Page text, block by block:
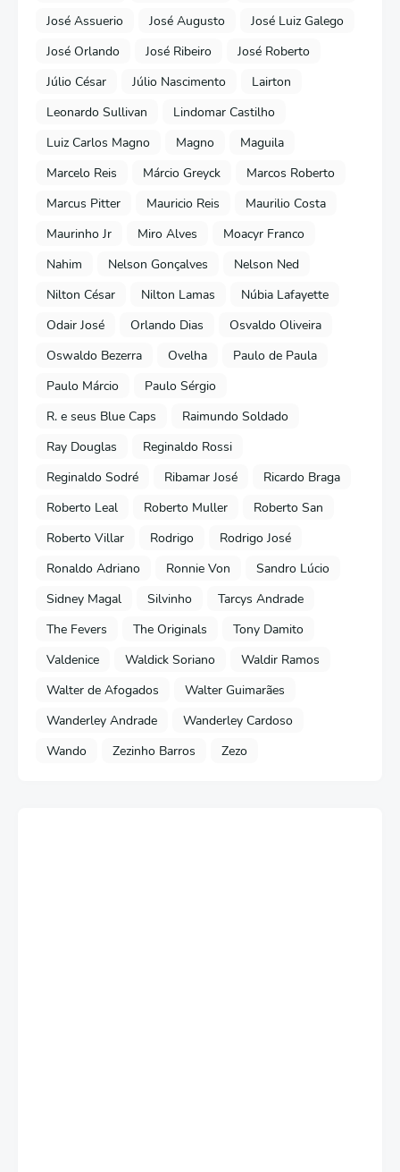
José Assuerio
José Augusto
José Luiz Galego
José Orlando
José Ribeiro
José Roberto
Júlio César
Júlio Nascimento
Lairton
Leonardo Sullivan
Lindomar Castilho
Luiz Carlos Magno
Magno
Maguila
Marcelo Reis
Márcio Greyck
Marcos Roberto
Marcus Pitter
Mauricio Reis
Maurilio Costa
Maurinho Jr
Miro Alves
Moacyr Franco
Nahim
Nelson Gonçalves
Nelson Ned
Nilton César
Nilton Lamas
Núbia Lafayette
Odair José
Orlando Dias
Osvaldo Oliveira
Oswaldo Bezerra
Ovelha
Paulo de Paula
Paulo Márcio
Paulo Sérgio
R. e seus Blue Caps
Raimundo Soldado
Ray Douglas
Reginaldo Rossi
Reginaldo Sodré
Ribamar José
Ricardo Braga
Roberto Leal
Roberto Muller
Roberto San
Roberto Villar
Rodrigo
Rodrigo José
Ronaldo Adriano
Ronnie Von
Sandro Lúcio
Sidney Magal
Silvinho
Tarcys Andrade
The Fevers
The Originals
Tony Damito
Valdenice
Waldick Soriano
Waldir Ramos
Walter de Afogados
Walter Guimarães
Wanderley Andrade
Wanderley Cardoso
Wando
Zezinho Barros Zezo